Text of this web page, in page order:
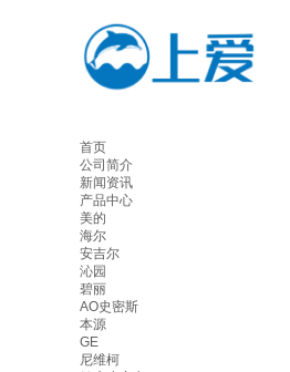
首页
公司简介
新闻资讯
产品中心
美的
海尔
安吉尔
沁园
碧丽
AO史密斯
本源
GE
尼维柯